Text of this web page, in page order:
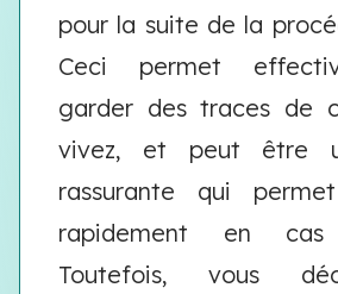
pour la suite de la
Ceci permet
garder des traces de
vivez, et peut être
rassurante qui
rapidement en cas
Toutefois, vous